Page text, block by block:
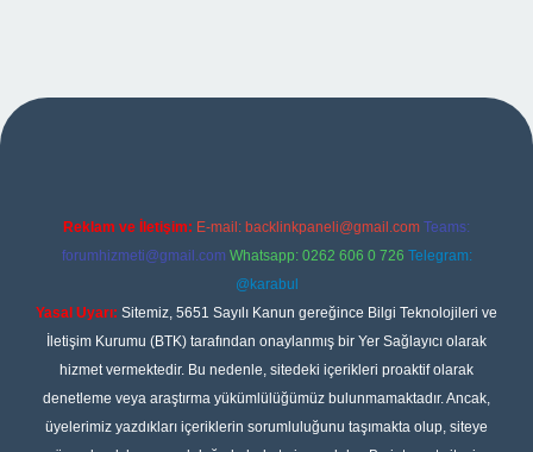
giriş
Reklam ve İletişim: E-mail: backlinkpaneli@gmail.com Teams:
forumhizmeti@gmail.com Whatsapp: 0262 606 0 726 Telegram:
@karabul
Yasal Uyarı: Sitemiz, 5651 Sayılı Kanun gereğince Bilgi Teknolojileri ve
İletişim Kurumu (BTK) tarafından onaylanmış bir Yer Sağlayıcı olarak
hizmet vermektedir. Bu nedenle, sitedeki içerikleri proaktif olarak
denetleme veya araştırma yükümlülüğümüz bulunmamaktadır. Ancak,
üyelerimiz yazdıkları içeriklerin sorumluluğunu taşımakta olup, siteye